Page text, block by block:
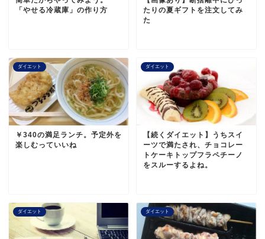
「やせる冷蔵庫」の作り方
たりの夏ギフトを注文してみ
た
ダイエット
￥340の満足ランチ。予定外を
楽しむっていいね
ダイエット
【続くダイエット】うちスイ
ーツで満たされ、チョコレー
トケーキトップフラペチーノ
をスルーするよね。
ダイエット ダイエット